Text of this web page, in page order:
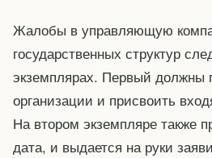
Жалобы в управляющую
государственных структур
экземплярах. Первый должны
организации и присвоить
На втором экземпляре также
дата, и выдается на руки